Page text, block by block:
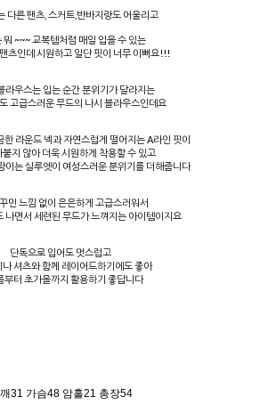
다른 팬츠, 스커트,반바지랑도 어울리고
뭐 ~~~ 교복템처럼 매일 입을 수 있는
츠인데 시원하고 일단 핏이 너무 이뻐요!!!
라우스는 입는 순간 분위기가 달라지는
고급스러운 무드의 나시 블라우스인데요
한 라운드 넥과 자연스럽게 떨어지는 A라인 핏이
지 않아 더욱 시원하게 착용할 수 있고
이는 실루엣이 여성스러운 분위기를 더해줍니다
민 느낌 없이 은은하게 고급스러워서
나면서 세련된 무드가 느껴지는 아이템이지요
단독으로 입어도 멋스럽고
나 셔츠와 함께 레이어드하기에도 좋아
부터 초가을까지 활용하기 좋답니다
31 가슴48 암홀21 총장54